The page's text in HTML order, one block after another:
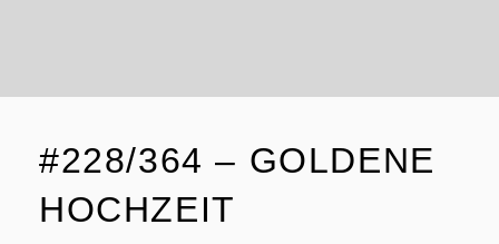
#228/364 – GOLDENE
HOCHZEIT